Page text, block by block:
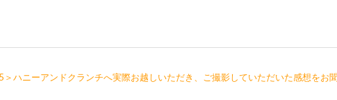
＞ハニーアンドクランチへ実際お越しいただき、ご撮影していただいた感想をお聞